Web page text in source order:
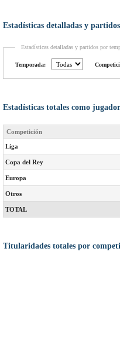
Estadísticas detalladas y
Estadísticas detalladas y partidos por
Temporada:
Estadísticas totales como
Competición
Liga
Copa del Rey
Europa
Otros
TOTAL
Titularidades totales por